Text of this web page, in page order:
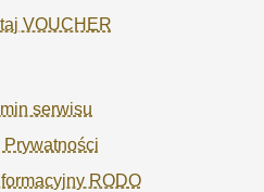
VOUCHER
serwisu
Prywatności
RODO